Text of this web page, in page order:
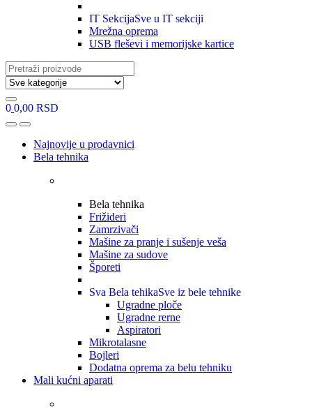
IT SekcijaSve u IT sekciji
Mrežna oprema
USB fleševi i memorijske kartice
Search
for:
0 0,00 RSD
OpenClose
Najnovije u prodavnici
Bela tehnika
Bela tehnika
Frižideri
Zamrzivači
Mašine za pranje i sušenje veša
Mašine za sudove
Šporeti
Sva Bela tehikaSve iz bele tehnike
Ugradne ploče
Ugradne rerne
Aspiratori
Mikrotalasne
Bojleri
Dodatna oprema za belu tehniku
Mali kućni aparati